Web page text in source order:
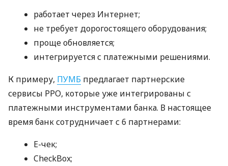
работает через Интернет;
не требует дорогостоящего оборудования;
проще обновляется;
интегрируется с платежными решениями.
К примеру, ПУМБ предлагает партнерские
сервисы РРО, которые уже интегрированы с
платежными инструментами банка. В настоящее
время банк сотрудничает с 6 партнерами:
E-чек;
CheckBox;